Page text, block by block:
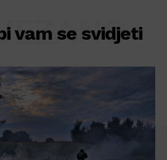
vam se svidjeti